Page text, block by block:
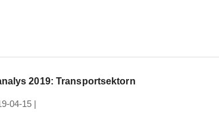
2019: Transportsektorn
04-15 |